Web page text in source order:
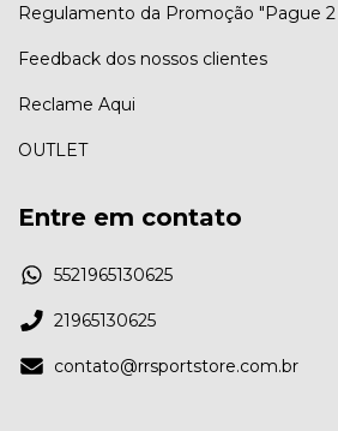
Regulamento da Promoção "Pague 2
Feedback dos nossos clientes
Reclame Aqui
OUTLET
Entre em contato
5521965130625
21965130625
contato@rrsportstore.com.br